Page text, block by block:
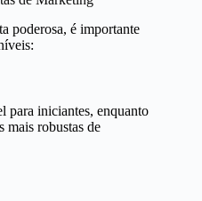
poderosa, é importante
para iniciantes, enquanto
mais robustas de